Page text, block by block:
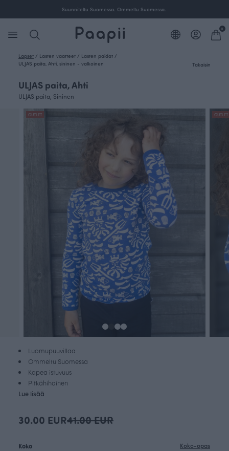
Suunniteltu Suomessa. Ommeltu Suomessa.
0
Lapset / Lasten vaatteet / Lasten paidat /
ULJAS paita, Ahti, sininen - valkoinen
Takaisin
ULJAS paita, Ahti
ULJAS paita, Sininen
OUTLET OUTLET
Luomupuuvillaa
Ommeltu Suomessa
Kapea istuvuus
Pitkähihainen
Lue lisää
30.00 EUR41.00 EUR
Koko Koko-opas